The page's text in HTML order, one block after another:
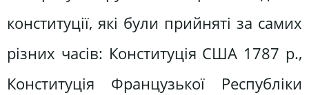
конституції, які були прийняті за самих
різних часів: Конституція США 1787 p.,
Конституція Французької Республіки